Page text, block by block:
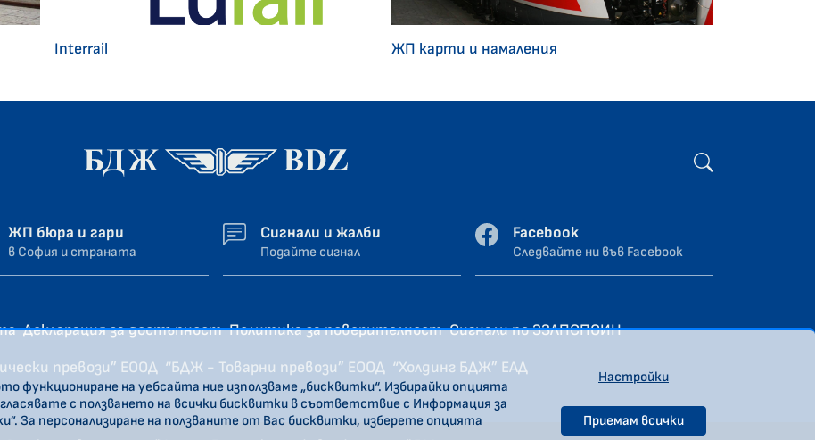
Interrail ЖП карти и намаления
ЖП бюра и гари
в София и страната
Сигнали и жалби
Подайте сигнал
Facebook
Следвайте ни във Facebook
Декларация за достъпност Политика за поверителност Сигнали по ЗЗЛПСПОИН
превози” ЕООД “БДЖ - Товарни превози” ЕООД “Холдинг БДЖ” ЕАД
функциониране на уебсайта ние използваме „бисквитки“. Избирайки опцията
с ползването на всички бисквитки в съответствие с Информация за
За персонализиране на ползваните от Вас бисквитки, изберете опцията
Настройки
Приемам всички